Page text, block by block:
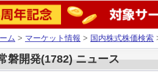
ム > マーケット情報 > 国内株式株価検索
磐開発(1782) ニュース